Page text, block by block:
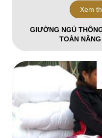
GIƯỜNG NGỦ
TOÀN
Xem